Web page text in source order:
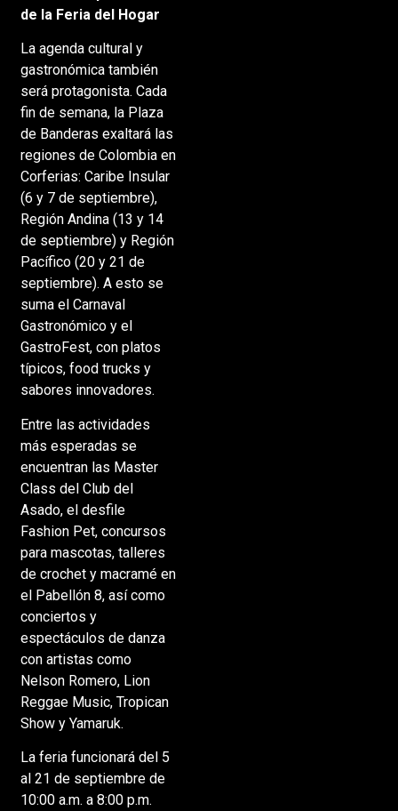
de la Feria del Hogar
La agenda cultural y
gastronómica también
será protagonista. Cada
fin de semana, la Plaza
de Banderas exaltará las
regiones de Colombia en
Corferias: Caribe Insular
(6 y 7 de septiembre),
Región Andina (13 y 14
de septiembre) y Región
Pacífico (20 y 21 de
septiembre). A esto se
suma el Carnaval
Gastronómico y el
GastroFest, con platos
típicos, food trucks y
sabores innovadores.
Entre las actividades
más esperadas se
encuentran las Master
Class del Club del
Asado, el desfile
Fashion Pet, concursos
para mascotas, talleres
de crochet y macramé en
el Pabellón 8, así como
conciertos y
espectáculos de danza
con artistas como
Nelson Romero, Lion
Reggae Music, Tropican
Show y Yamaruk.
La feria funcionará del 5
al 21 de septiembre de
10:00 a.m. a 8:00 p.m.